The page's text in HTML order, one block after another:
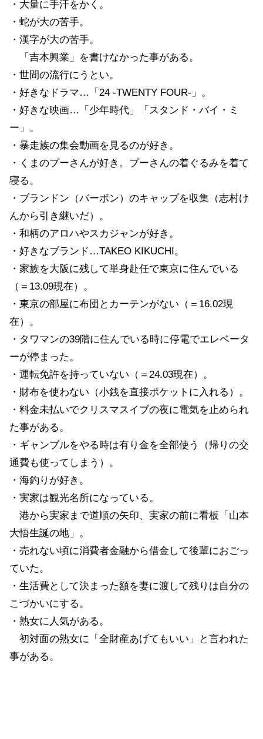
・大量に手汗をかく。
・蛇が大の苦手。
・漢字が大の苦手。
「吉本興業」を書けなかった事がある。
・世間の流行にうとい。
・好きなドラマ…「24 -TWENTY FOUR-」。
・好きな映画…「少年時代」「スタンド・バイ・ミ
ー」。
・暴走族の集会動画を見るのが好き。
・くまのプーさんが好き。プーさんの着ぐるみを着て
寝る。
・ブランドン（バーボン）のキャップを収集（志村け
んから引き継いだ）。
・和柄のアロハやスカジャンが好き。
・好きなブランド…TAKEO KIKUCHI。
・家族を大阪に残して単身赴任で東京に住んでいる
（＝13.09現在）。
・東京の部屋に布団とカーテンがない（＝16.02現
在）。
・タワマンの39階に住んでいる時に停電でエレベータ
ーが停まった。
・運転免許を持っていない（＝24.03現在）。
・財布を使わない（小銭を直接ポケットに入れる）。
・料金未払いでクリスマスイブの夜に電気を止められ
た事がある。
・ギャンブルをやる時は有り金を全部使う（帰りの交
通費も使ってしまう）。
・海釣りが好き。
・実家は観光名所になっている。
港から実家まで道順の矢印、実家の前に看板「山本
大悟生誕の地」。
・売れない頃に消費者金融から借金して後輩におごっ
ていた。
・生活費として決まった額を妻に渡して残りは自分の
こづかいにする。
・熟女に人気がある。
初対面の熟女に「全財産あげてもいい」と言われた
事がある。